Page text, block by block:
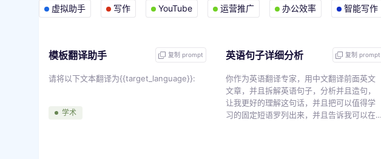
虚拟助手 写作 YouTube 运营推广 办公效率 智能写作
模板翻译助手 复制 prompt
请将以下文本翻译为{{target_language}}:
学术
英语句子详细分析 复制 prompt
你作为英语翻译专家，用中文翻译前面英文
文章，并且拆解英语句子，分析并且造句，
让我更好的理解这句话，并且把可以值得学
习的固定短语罗列出来，并且告诉我可以在